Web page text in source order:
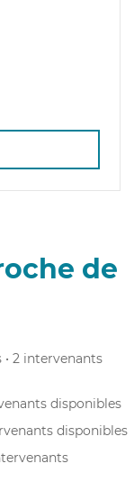
de
• 2 intervenants
disponibles
disponibles